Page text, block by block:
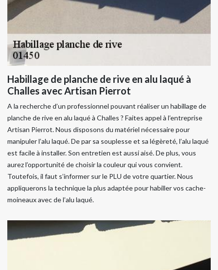
Habillage de planche de rive en alu laqué à
Challes avec Artisan Pierrot
A la recherche d’un professionnel pouvant réaliser un habillage de
planche de rive en alu laqué à Challes ? Faites appel à l’entreprise
Artisan Pierrot. Nous disposons du matériel nécessaire pour
manipuler l’alu laqué. De par sa souplesse et sa légèreté, l’alu laqué
est facile à installer. Son entretien est aussi aisé. De plus, vous
aurez l’opportunité de choisir la couleur qui vous convient.
Toutefois, il faut s’informer sur le PLU de votre quartier. Nous
appliquerons la technique la plus adaptée pour habiller vos cache-
moineaux avec de l’alu laqué.